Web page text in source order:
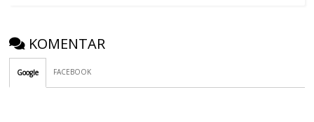
KOMENTAR
Google FACEBOOK